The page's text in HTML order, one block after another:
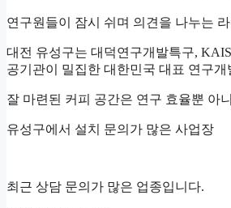
연구원들이 잠시 쉬며 의견을 나누는
대전 유성구는 대덕연구개발특구,
공기관이 밀집한 대한민국 대표 연구
잘 마련된 커피 공간은 연구 효율뿐 아
유성구에서 설치 문의가 많은 사업장
최근 상담 문의가 많은 업종입니다.